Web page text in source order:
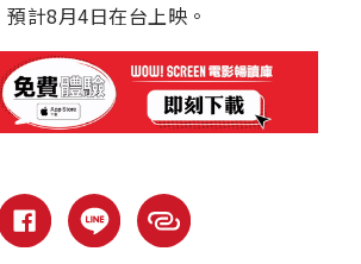
預計8月4日在台上映。